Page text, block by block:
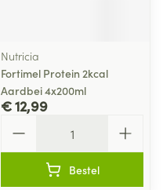
Nutricia
Fortimel Protein 2kcal
Aardbei 4x200ml
€ 12,99
Bestel